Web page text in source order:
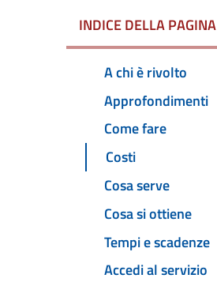
INDICE DELLA PAGINA
A chi è rivolto
Approfondimenti
Come fare
Costi
Cosa serve
Cosa si ottiene
Tempi e scadenze
Accedi al servizio